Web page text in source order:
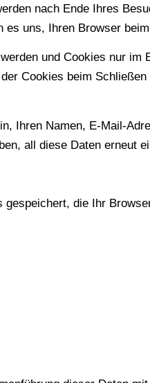
nach Ende Ihres
uns, Ihren Browser
und Cookies nur im
Cookies beim
Ihren Namen, E-Mail-
all diese Daten erneut
die Ihr